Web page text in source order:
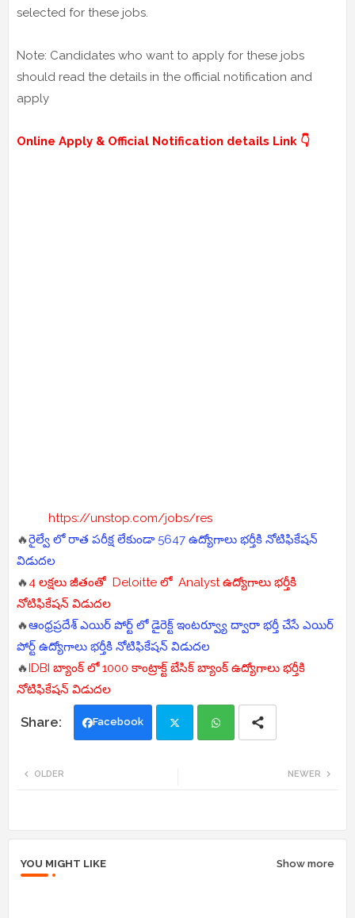
selected for these jobs.
Note: Candidates who want to apply for these jobs
should read the details in the official notification and
apply
Online Apply & Official Notification details Link 👇
https://unstop.com/jobs/res
🔥రైల్వే లో రాత పరీక్ష లేకుండా 5647 ఉద్యోగాలు భర్తీకి నోటిఫికేషన్
విడుదల
🔥4 లక్షలు జీతంతో Deloitte లో Analyst ఉద్యోగాలు భర్తీకి
నోటిఫికేషన్ విడుదల
🔥ఆంధ్రప్రదేశ్ ఎయిర్ పోర్ట్ లో డైరెక్ట్ ఇంటర్వ్యూ ద్వారా భర్తీ చేసే ఎయిర్
పోర్ట్ ఉద్యోగాలు భర్తీకి నోటిఫికేషన్ విడుదల
🔥IDBI బ్యాంక్ లో 1000 కాంట్రాక్ట్ బేసిక్ బ్యాంక్ ఉద్యోగాలు భర్తీకి
నోటిఫికేషన్ విడుదల
Facebook
NEWER
OLDER
YOU MIGHT LIKE Show more